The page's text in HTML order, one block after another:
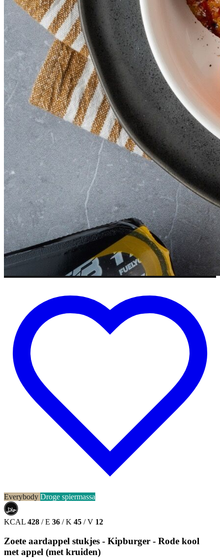
Everybody Droge spiermassa
حلال
HALAL
KCAL 428 / E 36 / K 45 / V 12
Zoete aardappel stukjes - Kipburger - Rode kool
met appel (met kruiden)